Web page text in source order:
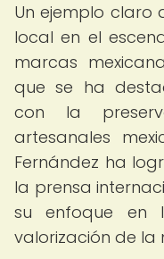
Un ejemplo claro
local en el
marcas
que se ha
con la
artesanales
Fernández ha
la prensa
su enfoque en
valorización de